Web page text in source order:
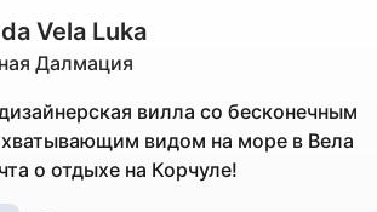
Vela Luka
Далмация
вилла со бесконечным
видом на море в Вела
о отдыхе на Корчуле!